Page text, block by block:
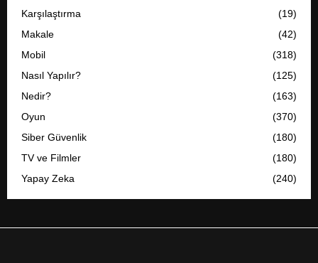
Karşılaştırma
(19)
Makale
(42)
Mobil
(318)
Nasıl Yapılır?
(125)
Nedir?
(163)
Oyun
(370)
Siber Güvenlik
(180)
TV ve Filmler
(180)
Yapay Zeka
(240)